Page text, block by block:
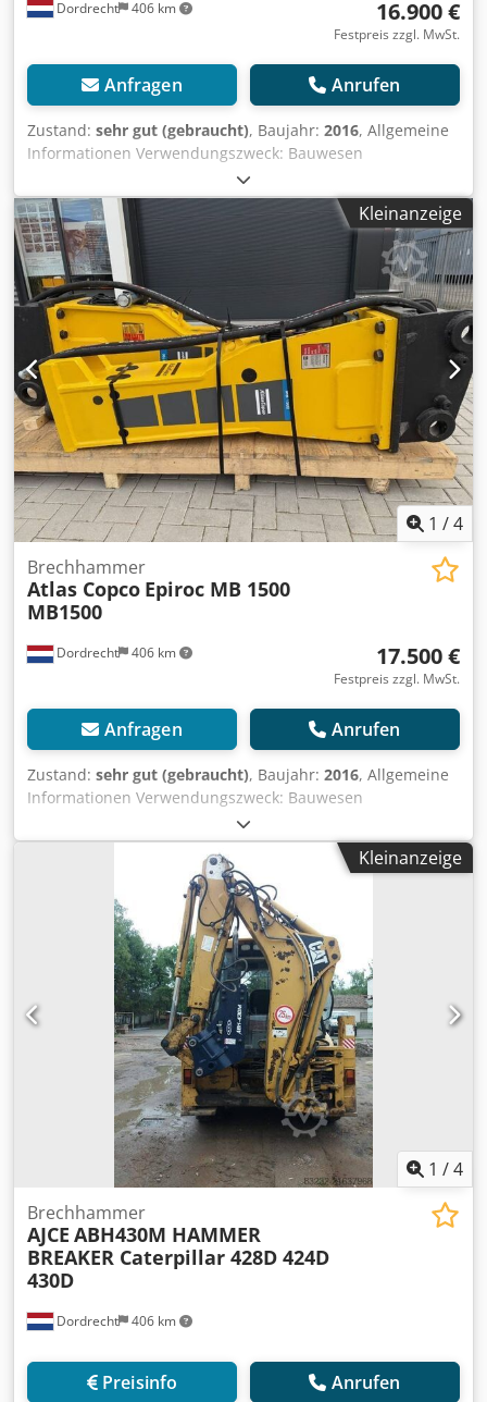
Dordrecht 406 km 16.900 €
Festpreis zzgl. MwSt.
Anfragen Anrufen
Zustand: sehr gut (gebraucht), Baujahr: 2016, Allgemeine
Informationen Verwendungszweck: Bauwesen
Referenznummer: 4 Gewichte Leergewicht: 1.300 kg
Funktionell Abmessungen des Laderaums: 200 x 70 x 60
cm CE-Kennzeichnung: ja Wartung, Verlauf und Zustand
Zahl der Eigentümer: 1 Technischer Zustand: sehr gut
Optischer Zustand: sehr gut Crodpfevpq Tbsx Aqwof
Weitere Informationen Passend für folgende Maschinen:
17-29ton Lieferbedingungen: EXW Arbeitsdruck: 160-180
bar Erforderlicher hydraulischer Fluss: 155 l/min
Schlagfrequenz: 330-680 Letzte Inspektion: 2025-01-02
Produktionsland: DE Weitere Informationen Wenden Sie
sich an Ö. Inalkac, um weitere Informationen zu erhalten.
Kleinanzeige
1 /4
Dordrecht 406 km
Brechhammer
Atlas Copco Epiroc MB 1500
MB1500
17.500 €
Festpreis zzgl. MwSt.
Anfragen Anrufen
Zustand: sehr gut (gebraucht), Baujahr: 2016, Allgemeine
Informationen Verwendungszweck: Bauwesen
Referenznummer: 4 Gewichte Leergewicht: 1.300 kg
Funktionell Abmessungen des Laderaums: 200 x 70 x 60
cm CE-Kennzeichnung: ja Wartung, Verlauf und Zustand
Zahl der Eigentümer: 1 Technischer Zustand: sehr gut
Optischer Zustand: sehr gut Weitere Informationen
Passend für folgende Maschinen: 17-29ton
Lieferbedingungen: EXW Arbeitsdruck: 160-180 bar
Erforderlicher hydraulischer Fluss: 155 l/min
Schlagfrequenz: 330-680 Letzte Inspektion: 2025-01-02
Produktionsland: DE Crjdpfxevpq Tho Aqwjf Weitere
Informationen Wenden Sie sich an Ö. Inalkac, um weitere
Informationen zu erhalten.
Kleinanzeige
1 /4
Dordrecht 406 km
Brechhammer
AJCE ABH430M HAMMER
BREAKER Caterpillar 428D 424D
430D
Preisinfo Anrufen